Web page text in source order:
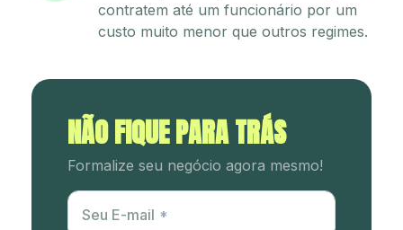
contratem até um funcionário por um
custo muito menor que outros regimes.
NÃO FIQUE PARA TRÁS
Formalize seu negócio agora mesmo!
Utm Content
Seu E-mail